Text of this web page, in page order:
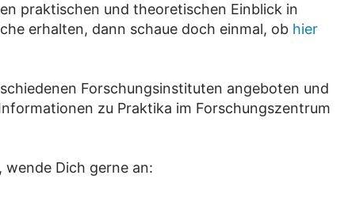
praktischen und theoretischen Einblick in
erhalten, dann schaue doch einmal, ob hier
Forschungsinstituten angeboten und
zu Praktika im Forschungszentrum
wende Dich gerne an: